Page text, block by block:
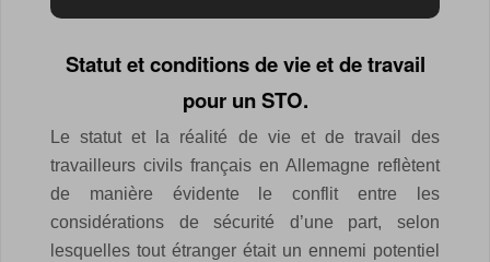
Statut et conditions de vie et de travail
pour un STO.
Le statut et la réalité de vie et de travail des
travailleurs civils français en Allemagne reflètent
de manière évidente le conflit entre les
considérations de sécurité d’une part, selon
lesquelles tout étranger était un ennemi potentiel